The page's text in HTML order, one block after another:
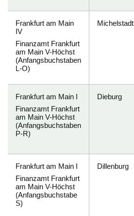
Frankfurt am Main
IV
Finanzamt Frankfurt
am Main V-Höchst
(Anfangsbuchstaben
L-O)
Michelstadt
Frankfurt am Main I
Finanzamt Frankfurt
am Main V-Höchst
(Anfangsbuchstaben
P-R)
Dieburg
Frankfurt am Main I
Finanzamt Frankfurt
am Main V-Höchst
(Anfangsbuchstabe
S)
Dillenburg